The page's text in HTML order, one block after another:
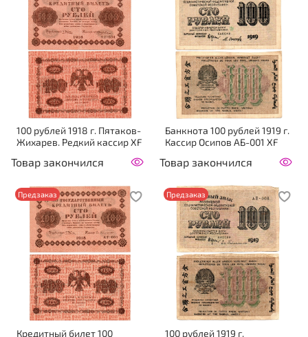
100 рублей 1918 г. Пятаков-
Жихарев. Редкий кассир XF
Товар закончился
Банкнота 100 рублей 1919 г.
Кассир Осипов АБ-001 XF
Товар закончился
Предзаказ
Кредитный билет 100
Предзаказ
100 рублей 1919 г.